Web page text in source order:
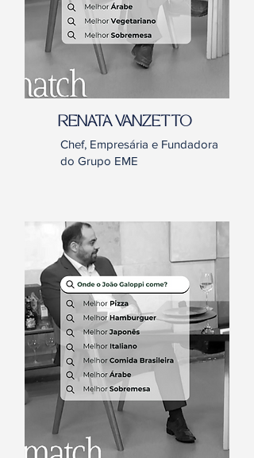
RENATA VANZETTO
Chef, Empresária e Fundadora
do Grupo EME